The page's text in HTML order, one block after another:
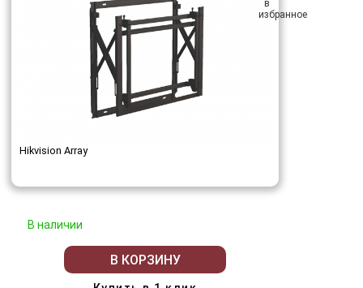
Hikvision Array
В наличии
В КОРЗИНУ